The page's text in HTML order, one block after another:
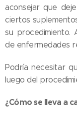
aconsejar que
ciertos
su procedimiento.
de enfermedades
Podría necesitar
luego del
¿Cómo se lleva a